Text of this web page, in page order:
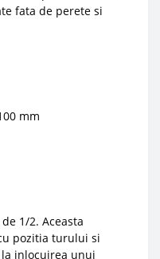
fata de perete si
mm
1/2. Aceasta
pozitia turului si
inlocuirea unui